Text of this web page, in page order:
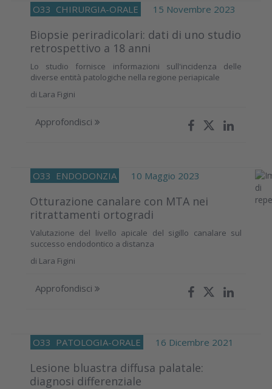
O33 CHIRURGIA-ORALE 15 Novembre 2023
Biopsie periradicolari: dati di uno studio
retrospettivo a 18 anni
Lo studio fornisce informazioni sull'incidenza delle
diverse entità patologiche nella regione periapicale
di Lara Figini
Approfondisci
O33 ENDODONZIA 10 Maggio 2023
Otturazione canalare con MTA nei
ritrattamenti ortogradi
Valutazione del livello apicale del sigillo canalare sul
successo endodontico a distanza
di Lara Figini
Approfondisci
O33 PATOLOGIA-ORALE 16 Dicembre 2021
Lesione bluastra diffusa palatale:
diagnosi differenziale